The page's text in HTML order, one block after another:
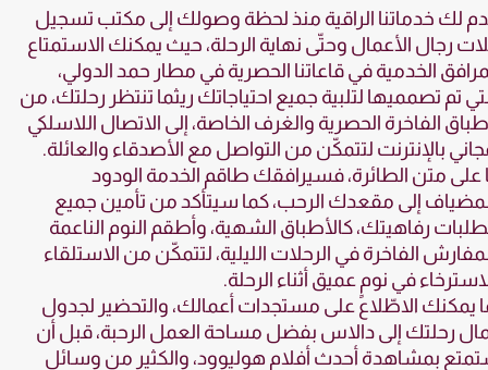
لك خدماتنا الراقية منذ لحظة وصولك إلى مكتب تسجيل
رجال الأعمال وحتّى نهاية الرحلة، حيث يمكنك الاستمتاع
الخدمية في قاعاتنا الحصرية في مطار حمد الدولي،
تم تصمميها لتلبية جميع احتياجاتك ريثما تنتظر رحلتك، من
الفاخرة الحصرية والغرف الخاصة، إلى الاتصال اللاسلكي
بالإنترنت لتتمكّن من التواصل مع الأصدقاء والعائلة.
على متن الطائرة، فسيرافقك طاقم الخدمة الودود
إلى مقعدك الرحب، كما سيتأكد من تأمين جميع
رفاهيتك، كالأطباق الشهية، وأطقم النوم الناعمة
الفاخرة في الرحلات الليلية، لتتمكّن من الاستلقاء
في نومٍ عميق أثناء الرحلة.
يمكنك الاطّلاع على مستجدات أعمالك، والتحضير لجدول
رحلتك إلى دالاس بفضل مساحة العمل الرحبة، قبل أن
بمشاهدة أحدث أفلام هوليوود، والكثير من وسائل